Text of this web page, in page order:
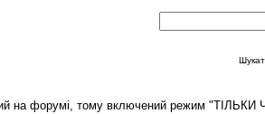
на форумі, тому включений режим "ТІЛЬКИ